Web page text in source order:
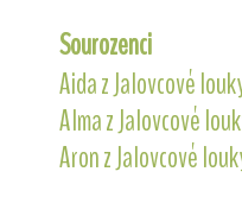
Sourozenci
Aida z Jalovcové
Alma z Jalovcové
Aron z Jalovcové